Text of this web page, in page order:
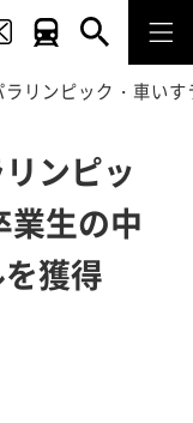
ラリンピック・車い
ンピッ
業生の中
獲得